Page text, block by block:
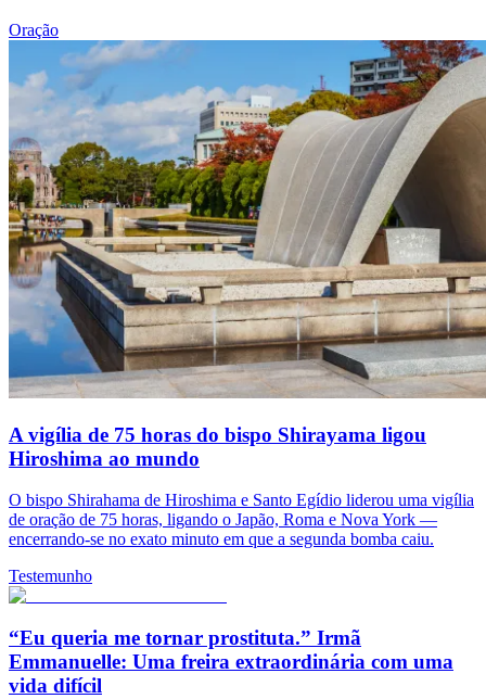
Oração
A vigília de 75 horas do bispo Shirayama ligou
Hiroshima ao mundo
O bispo Shirahama de Hiroshima e Santo Egídio liderou uma vigília
de oração de 75 horas, ligando o Japão, Roma e Nova York —
encerrando-se no exato minuto em que a segunda bomba caiu.
Testemunho
“Eu queria me tornar prostituta.” Irmã
Emmanuelle: Uma freira extraordinária com uma
vida difícil